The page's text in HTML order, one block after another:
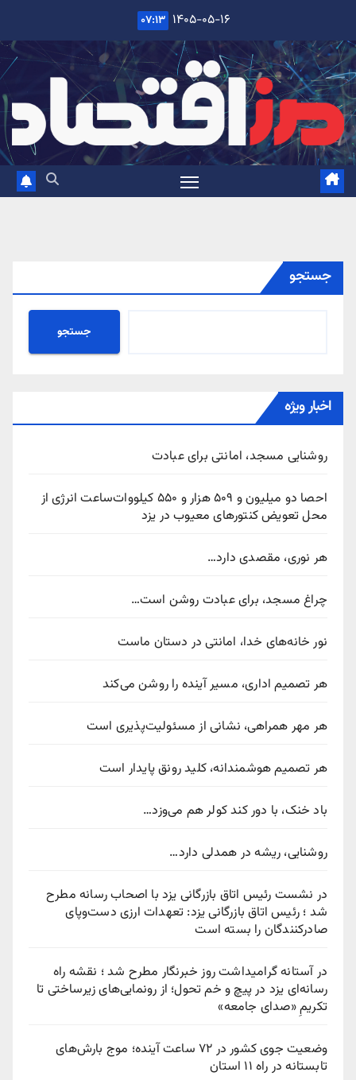
content
۱۴۰۵-۰۵-۱۶ ۰۷:۱۳
جستجو
جستجو
اخبار ویژه
روشنایی مسجد، امانتی برای عبادت
احصا دو میلیون و ۵۰۹ هزار و ۵۵۰ کیلووات‌ساعت انرژی از
محل تعویض کنتورهای معیوب در یزد
هر نوری، مقصدی دارد…
چراغ مسجد، برای عبادت روشن است…
نور خانه‌های خدا، امانتی در دستان ماست
هر تصمیم اداری، مسیر آینده را روشن می‌کند
هر مهر همراهی، نشانی از مسئولیت‌پذیری است
هر تصمیم هوشمندانه، کلید رونق پایدار است
باد خنک، با دور کند کولر هم می‌وزد…
روشنایی، ریشه در همدلی دارد…
در نشست رئیس اتاق بازرگانی یزد با اصحاب رسانه مطرح
شد ؛ رئیس اتاق بازرگانی یزد: تعهدات ارزی دست‌وپای
صادرکنندگان را بسته است
در آستانه گرامیداشت روز خبرنگار مطرح شد ؛ نقشه راه
رسانه‌ای یزد در پیچ‌ و خم تحول؛ از رونمایی‌های زیرساختی تا
تکریمِ «صدای جامعه»
وضعیت جوی کشور در ۷۲ ساعت آینده؛ موج بارش‌های
تابستانه در راه ۱۱ استان